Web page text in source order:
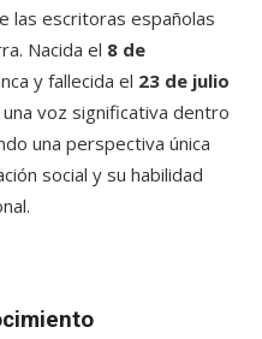
las escritoras españolas
Nacida el 8 de
y fallecida el 23 de julio
voz significativa dentro
una perspectiva única
social y su habilidad